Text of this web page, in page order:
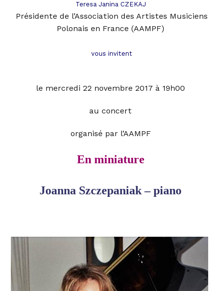
Teresa Janina CZEKAJ
Présidente de l’Association des Artistes Musiciens
Polonais en France (AAMPF)
vous invitent
le mercredi 22 novembre 2017 à 19h00
au concert
organisé par l’AAMPF
En miniature
Joanna Szczepaniak – piano